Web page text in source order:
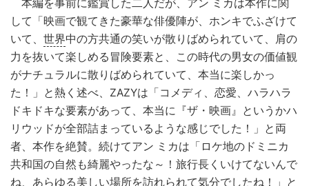
本編を事前に鑑賞した二人だが、アン ミカは本作に関
して「映画で観てきた豪華な俳優陣が、ホンキでふざけて
いて、 世界中の方共通の笑いが散りばめられていて、肩の
力を抜いて楽しめる冒険要素と、この時代の男女の価値観
がナチュラルに散りばめられていて、本当に楽しかっ
た！」と熱く述べ、ZAZYは「コメディ、恋愛、ハラハラ
ドキドキな要素があって、本当に『ザ・映画』というかハ
リウッドが全部詰まっているような感じでした！」と両
者、本作を絶賛。続けてアン ミカは「ロケ地のドミニカ
共和国の自然も綺麗やったな～！旅行長くいけてないんで
ね、あらゆる美しい場所を訪れられて気分でしたね！」と